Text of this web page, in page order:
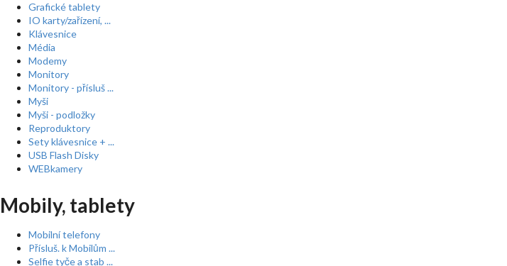
Grafické tablety
IO karty/zařízení, ...
Klávesnice
Média
Modemy
Monitory
Monitory - přísluš ...
Myši
Myši - podložky
Reproduktory
Sety klávesnice + ...
USB Flash Disky
WEBkamery
Mobily, tablety
Mobilní telefony
Přísluš. k Mobilům ...
Selfie tyče a stab ...